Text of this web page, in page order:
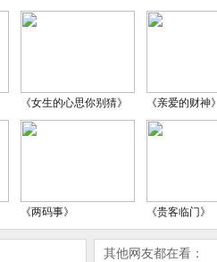
《女生的心思你别猜》 《亲爱的财神》
《两码事》 《贵客临门》
其他网友都在看：